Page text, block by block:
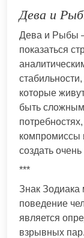
Дева и
Дева и Рыбы
показаться
которые
быть
компромиссы
создать
***
Знак Зодиака
поведение
является
взрывных